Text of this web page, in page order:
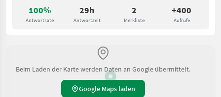
100%
Antwortrate
29h
Antwortzeit
2
Merkliste
+400
Aufrufe
Beim Laden der Karte werden Daten an Google übermittelt.
Google Maps laden